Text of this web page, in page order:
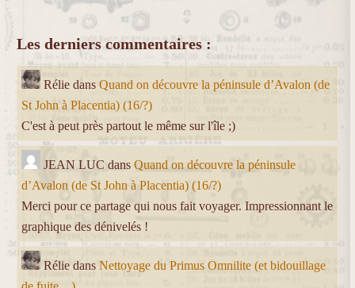
Les derniers commentaires :
Rélie dans Quand on découvre la péninsule d’Avalon (de
St John à Placentia) (16/?)
C'est à peut près partout le même sur l'île ;)
JEAN LUC dans Quand on découvre la péninsule
d’Avalon (de St John à Placentia) (16/?)
Merci pour ce partage qui nous fait voyager. Impressionnant le
graphique des dénivelés !
Rélie dans Nettoyage du Primus Omnilite (et bidouillage